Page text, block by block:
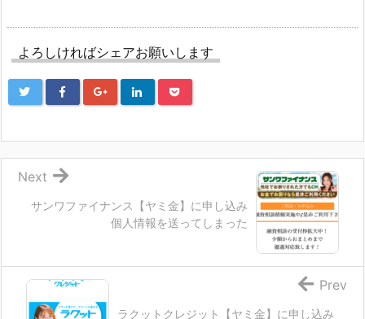
よろしければシェアお願いします
サンワファイナンス【ヤミ金】に申し込み
個人情報を送ってしまった
Next
ラクットクレジット【ヤミ金】に申し込み
Prev